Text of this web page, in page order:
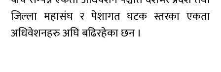
जिल्ला महासंघ र पेशागत घटक स्तरका एकता
अधिवेशनहरु अघि बढिरहेका छन ।